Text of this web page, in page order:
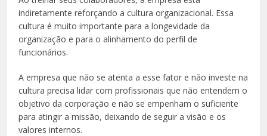
indiretamente reforçando a cultura organizacional. Essa
cultura é muito importante para a longevidade da
organização e para o alinhamento do perfil de
funcionários.
A empresa que não se atenta a esse fator e não investe na
cultura precisa lidar com profissionais que não entendem o
objetivo da corporação e não se empenham o suficiente
para atingir a missão, deixando de seguir a visão e os
valores internos.